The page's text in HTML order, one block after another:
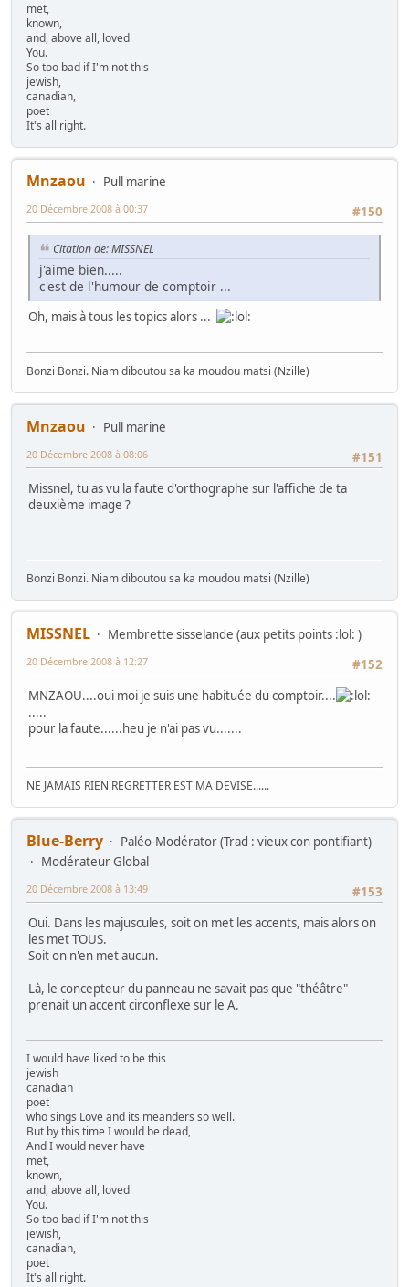
met,
known,
and, above all, loved
You.
So too bad if I'm not this
jewish,
canadian,
poet
It's all right.
Mnzaou
Pull marine
#150
20 Décembre 2008 à 00:37
Citation de: MISSNEL
j'aime bien.....
c'est de l'humour de comptoir ...
Oh, mais à tous les topics alors ...
Bonzi Bonzi. Niam diboutou sa ka moudou matsi (Nzille)
Mnzaou
Pull marine
#151
20 Décembre 2008 à 08:06
Missnel, tu as vu la faute d'orthographe sur l'affiche de ta
deuxième image ?
Bonzi Bonzi. Niam diboutou sa ka moudou matsi (Nzille)
MISSNEL
Membrette sisselande (aux petits points :lol: )
#152
20 Décembre 2008 à 12:27
MNZAOU....oui moi je suis une habituée du comptoir....
.....
pour la faute......heu je n'ai pas vu.......
NE JAMAIS RIEN REGRETTER EST MA DEVISE......
Blue-Berry
Paléo-Modérator (Trad : vieux con pontifiant)
Modérateur Global
#153
20 Décembre 2008 à 13:49
Oui. Dans les majuscules, soit on met les accents, mais alors on
les met TOUS.
Soit on n'en met aucun.
Là, le concepteur du panneau ne savait pas que "théâtre"
prenait un accent circonflexe sur le A.
I would have liked to be this
jewish
canadian
poet
who sings Love and its meanders so well.
But by this time I would be dead,
And I would never have
met,
known,
and, above all, loved
You.
So too bad if I'm not this
jewish,
canadian,
poet
It's all right.